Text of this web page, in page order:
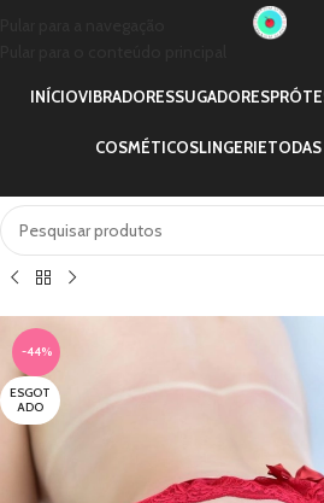
INÍCIOVIBRADORESSUGADORES
COSMÉTICOSLINGERIETODAS
-44%
ESGOT
ADO